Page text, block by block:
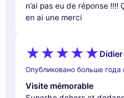
n’ai pas eu de réponse !!!!
en ai une merci
Didier
Опубликовано больше года
Visite mémorable